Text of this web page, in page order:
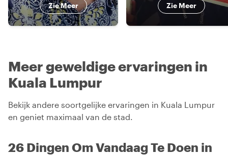
Zie Meer Zie Meer
Meer geweldige ervaringen in
Kuala Lumpur
Bekijk andere soortgelijke ervaringen in Kuala Lumpur
en geniet maximaal van de stad.
26 Dingen Om Vandaag Te Doen in